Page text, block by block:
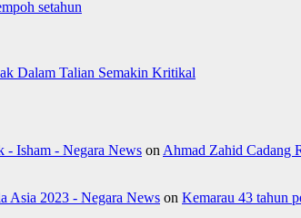
setahun
Dalam Talian Semakin Kritikal
Isham - Negara News on Ahmad Zahid Cadang
Asia 2023 - Negara News on Kemarau 43 tahun